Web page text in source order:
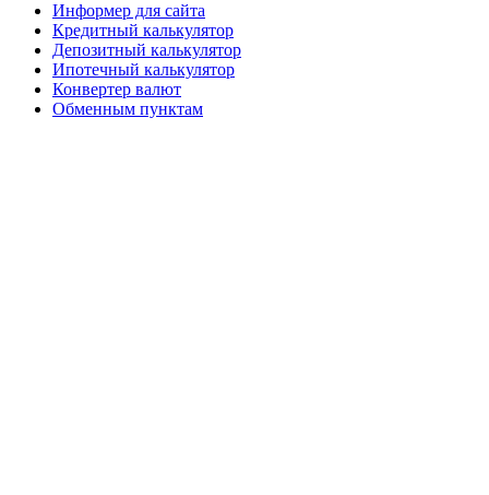
Информер для сайта
Кредитный калькулятор
Депозитный калькулятор
Ипотечный калькулятор
Конвертер валют
Обменным пунктам